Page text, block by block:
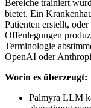
Bereiche trainiert
bietet. Ein
Patienten erstellt,
Offenlegungen
Terminologie
OpenAI oder
Worin es überzeugt:
Palmyra LLM